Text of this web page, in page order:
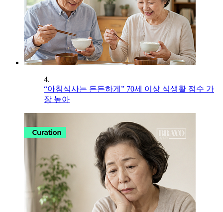
4.
“아침식사는 든든하게” 70세 이상 식생활 점수 가
장 높아